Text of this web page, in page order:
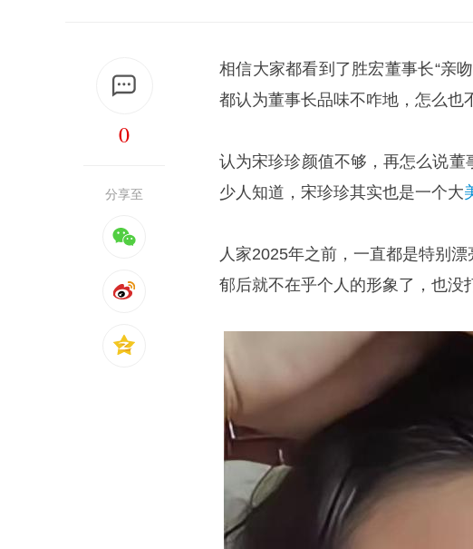
0
分享至
相信大家都看到了胜宏董事长“亲
都认为董事长品味不咋地，怎么也
认为宋珍珍颜值不够，再怎么说
少人知道，宋珍珍其实也是一个大
人家2025年之前，一直都是特别
郁后就不在乎个人的形象了，也没